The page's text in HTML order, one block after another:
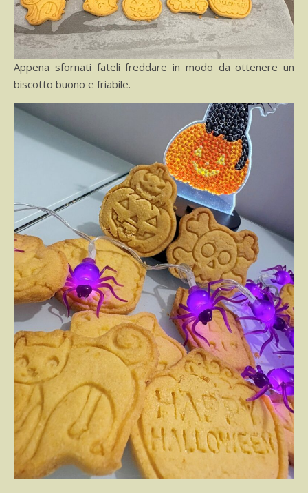
Appena sfornati fateli freddare in modo da ottenere un
biscotto buono e friabile.